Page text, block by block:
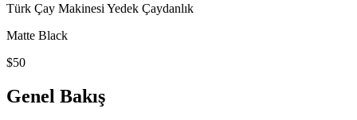
Türk Çay Makinesi Yedek Çaydanlık
Matte Black
$50
Genel Bakış